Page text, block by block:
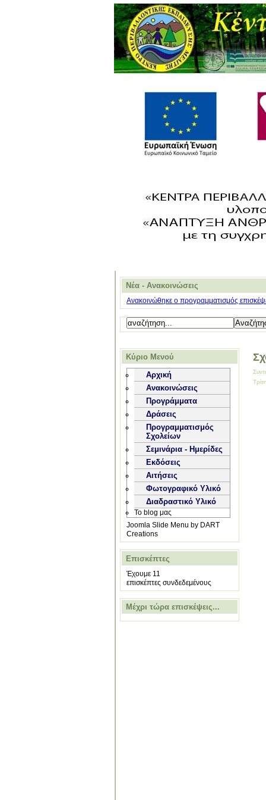
Νέα - Ανακοινώσεις
Ανακοινώθηκε ο προγραμματισμός
Κύριο Μενού
Αρχική
Ανακοινώσεις
Προγράμματα
Δράσεις
Προγραμματισμός
Σχολείων
Σεμινάρια - Ημερίδες
Εκδόσεις
Αιτήσεις
Φωτογραφικό Υλικό
Διαδραστικό Υλικό
Το blog μας
Joomla Slide Menu by DART
Creations
Επισκέπτες
Έχουμε 11
επισκέπτες συνδεδεμένους
Μέχρι τώρα επισκέψεις...